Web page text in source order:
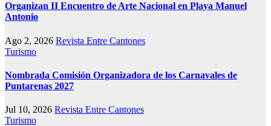
Organizan II Encuentro de Arte Nacional en Playa Manuel
Antonio
Ago 2, 2026 Revista Entre Cantones
Turismo
Nombrada Comisión Organizadora de los Carnavales de
Puntarenas 2027
Jul 10, 2026 Revista Entre Cantones
Turismo